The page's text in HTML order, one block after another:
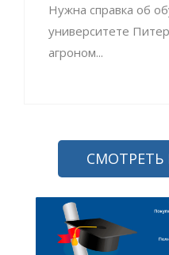
Нужна справка об
университете
агроном...
СМОТРЕТЬ